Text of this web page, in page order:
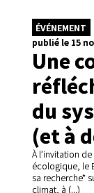
ÉVÉNEMENT
publié le 15
Une
du
(et à
À l’invitation
écologique, le
sa recherche*
climat, à (...)